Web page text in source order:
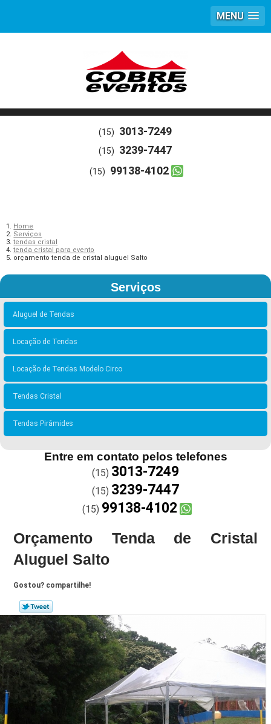
MENU
(15) 3013-7249
(15) 3239-7447
(15) 99138-4102
Home
Serviços
tendas cristal
tenda cristal para evento
orçamento tenda de cristal aluguel Salto
Serviços
Aluguel de Tendas
Locação de Tendas
Locação de Tendas Modelo Circo
Tendas Cristal
Tendas Pirâmides
Entre em contato pelos telefones
(15) 3013-7249
(15) 3239-7447
(15) 99138-4102
Orçamento Tenda de Cristal
Aluguel Salto
Gostou? compartilhe!